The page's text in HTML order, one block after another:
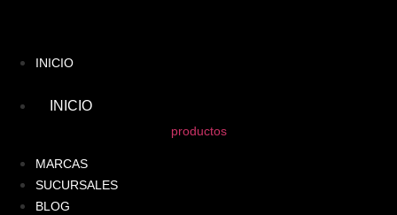
INICIO
INICIO
productos
MARCAS
SUCURSALES
BLOG